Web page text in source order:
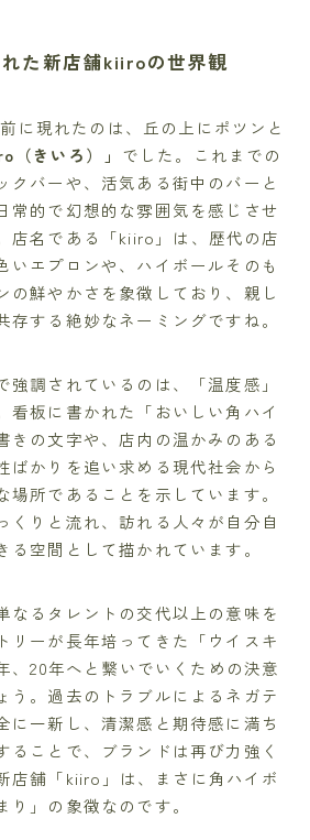
た新店舗kiiroの世界観
に現れたのは、丘の上にポツンと
（きいろ）」 でした。これまでの
クバーや、活気ある街中のバーと
常的で幻想的な雰囲気を感じさせ
店名である「kiiro」は、歴代の店
いエプロンや、ハイボールそのも
の鮮やかさを象徴しており、親し
存する絶妙なネーミングですね。
強調されているのは、「温度感」
看板に書かれた「おいしい角ハイ
きの文字や、店内の温かみのある
ばかりを追い求める現代社会から
所であることを示しています。
くりと流れ、訪れる人々が自分自
る空間として描かれています。
なるタレントの交代以上の意味を
リーが長年培ってきた「ウイスキ
、20年へと繋いでいくための決意
う。過去のトラブルによるネガテ
に一新し、清潔感と期待感に満ち
ることで、ブランドは再び力強く
店舗「kiiro」は、まさに角ハイボ
」の象徴なのです。